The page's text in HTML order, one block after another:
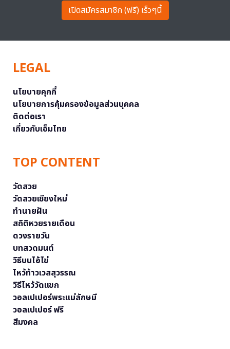
เปิดสมัครสมาชิก (ฟรี) เร็วๆนี้
LEGAL
นโยบายคุกกี้
นโยบายการคุ้มครองข้อมูลส่วนบุคคล
ติดต่อเรา
เกี่ยวกับเอ็มไทย
TOP CONTENT
วัดสวย
วัดสวยเชียงใหม่
ทำนายฝัน
สถิติหวยรายเดือน
ดวงรายวัน
บทสวดมนต์
วิธีบนไอ้ไข่
ไหว้ท้าวเวสสุวรรณ
วิธีไหว้วัดแขก
วอลเปเปอร์พระแม่ลักษมี
วอลเปเปอร์ ฟรี
สีมงคล